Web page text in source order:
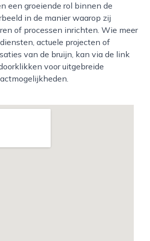
een groeiende rol binnen de
in de manier waarop zij
of processen inrichten. Wie meer
actuele projecten of
van de bruijn, kan via de link
voor uitgebreide